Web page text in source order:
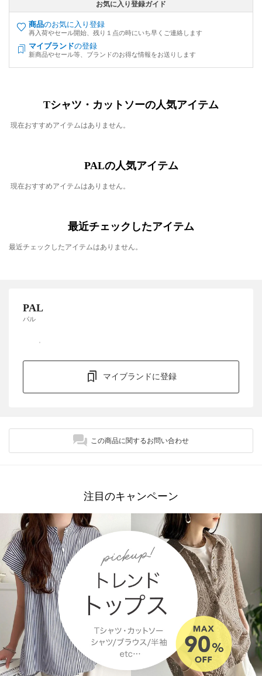
お気に入り登録ガイド
商品のお気に入り登録
再入荷やセール開始、残り１点の時にいち早くご連絡します
マイブランドの登録
新商品やセール等、ブランドのお得な情報をお送りします
Tシャツ・カットソーの人気アイテム
現在おすすめアイテムはありません。
PALの人気アイテム
現在おすすめアイテムはありません。
最近チェックしたアイテム
最近チェックしたアイテムはありません。
PAL
パル
マイブランドに登録
この商品に関するお問い合わせ
注目のキャンペーン